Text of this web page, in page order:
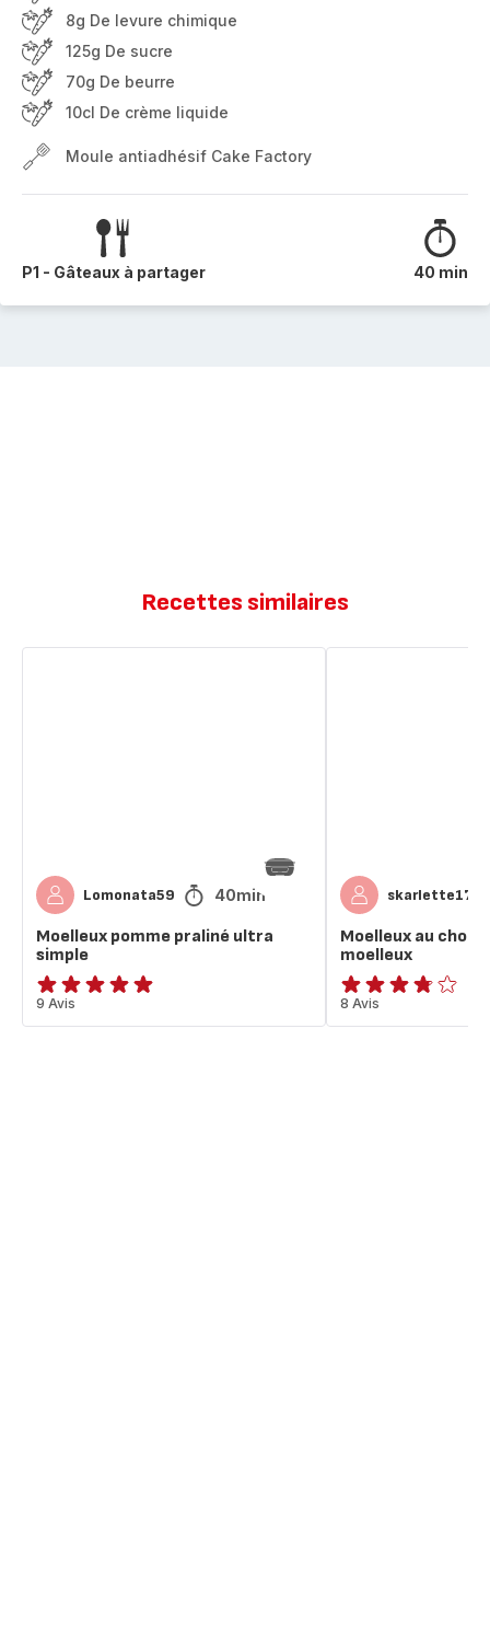
8g De levure chimique
125g De sucre
70g De beurre
10cl De crème liquide
Moule antiadhésif Cake Factory
P1 - Gâteaux à partager 40 min
Recettes similaires
Lomonata59 40min
Moelleux pomme praliné ultra
simple
ratings.4.9
9 Avis
Moelleux au
moelleux
ratings.3.7
8 Avis